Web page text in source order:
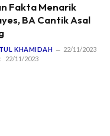
Fakta Menarik
BA Cantik Asal
KHAMIDAH
22/11/2023
22/11/2023